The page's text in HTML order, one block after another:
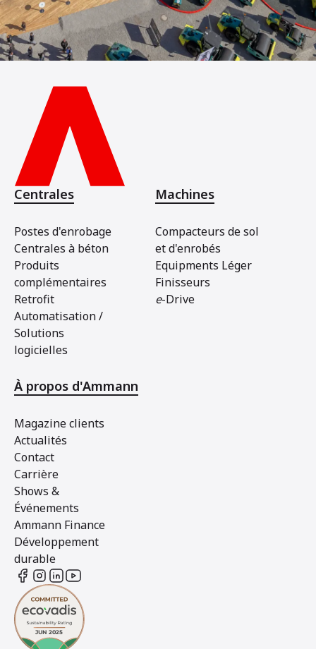
Centrales
Postes d'enrobage
Centrales à béton
Produits
complémentaires
Retrofit
Automatisation /
Solutions
logicielles
Machines
Compacteurs de sol
et d'enrobés
Equipments Léger
Finisseurs
e-Drive
À propos d'Ammann
Magazine clients
Actualités
Contact
Carrière
Shows &
Événements
Ammann Finance
Développement
durable